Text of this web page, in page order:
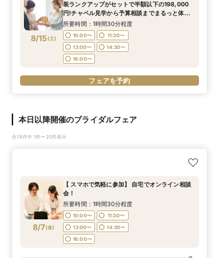
8/15(土)
装ランクアップがセットで半額以下の198,000
円!チャペル見学から予算相談までまるっと体験
BIGフェア
所要時間：1時間30分程度
10:00〜
11:30〜
13:00〜
14:30〜
16:00〜
フェアを予約
本日以降開催のブライダルフェア
全74件中 1件〜20件表示
8/7(金)
【 スマホで気軽に参加】 自宅でオンライン相談
会！
所要時間：1時間30分程度
10:00〜
11:30〜
13:00〜
14:30〜
16:00〜